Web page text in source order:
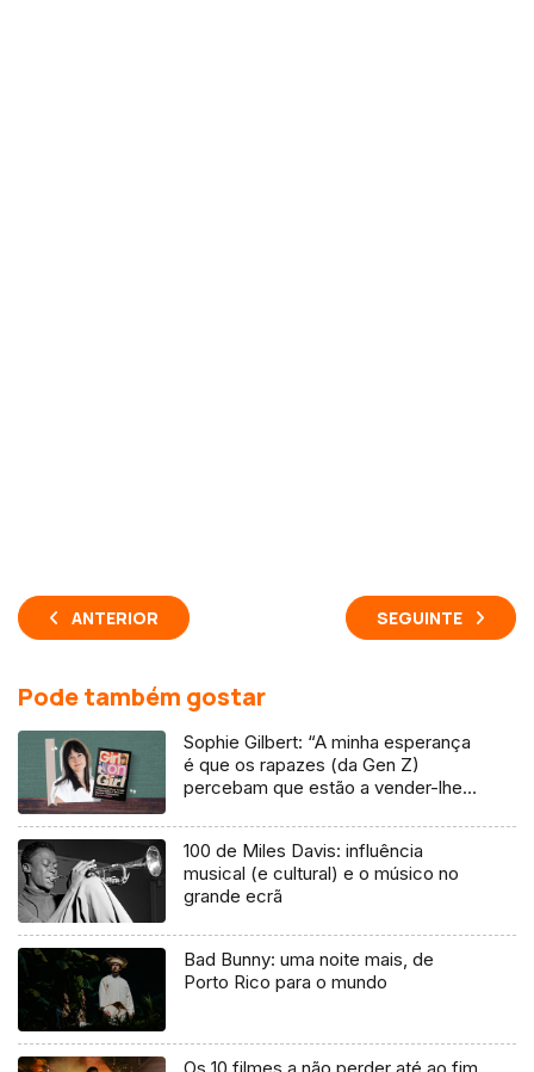
ANTERIOR SEGUINTE
Pode também gostar
Sophie Gilbert: “A minha esperança
é que os rapazes (da Gen Z)
percebam que estão a vender-lhes
100 de Miles Davis: influência
musical (e cultural) e o músico no
grande ecrã
Bad Bunny: uma noite mais, de
Porto Rico para o mundo